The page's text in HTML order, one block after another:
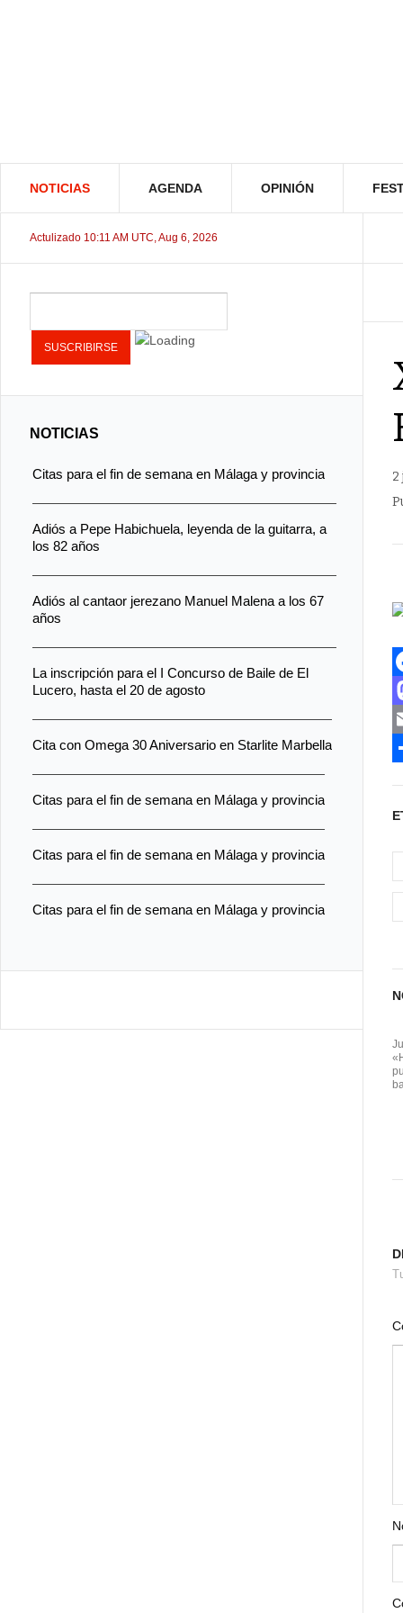
NOTICIAS AGENDA OPINIÓN
Actulizado 10:11 AM UTC, Aug 6, 2026
2
F
a
c
k
M
a
o
n
E
a
r
NOTICIAS
Citas para el fin de semana en Málaga y provincia
Adiós a Pepe Habichuela, leyenda de la guitarra, a
los 82 años
Adiós al cantaor jerezano Manuel Malena a los 67
años
La inscripción para el I Concurso de Baile de El
Lucero, hasta el 20 de agosto
Cita con Omega 30 Aniversario en Starlite Marbella
Citas para el fin de semana en Málaga y provincia
Citas para el fin de semana en Málaga y provincia
Citas para el fin de semana en Málaga y provincia